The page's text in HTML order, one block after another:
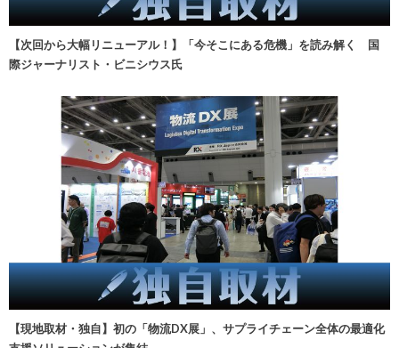
【次回から大幅リニューアル！】「今そこにある危機」を読み解く 国
際ジャーナリスト・ビニシウス氏
【現地取材・独自】初の「物流DX展」、サプライチェーン全体の最適化